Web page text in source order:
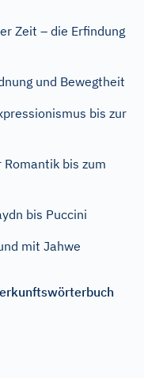
Zeit – die Erfindung
und Bewegtheit
bis zur
bis zum
bis Puccini
mit Jahwe